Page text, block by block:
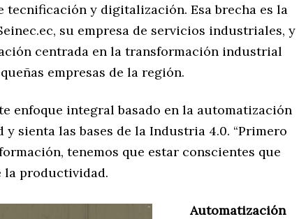
tecnificación y digitalización. Esa brecha es la
su empresa de servicios industriales, y
centrada en la transformación industrial
empresas de la región.
enfoque integral basado en la automatización
sienta las bases de la Industria 4.0. “Primero
tenemos que estar conscientes que
la productividad.
Automatización